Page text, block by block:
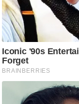
/
फै
श
न
घ
रे